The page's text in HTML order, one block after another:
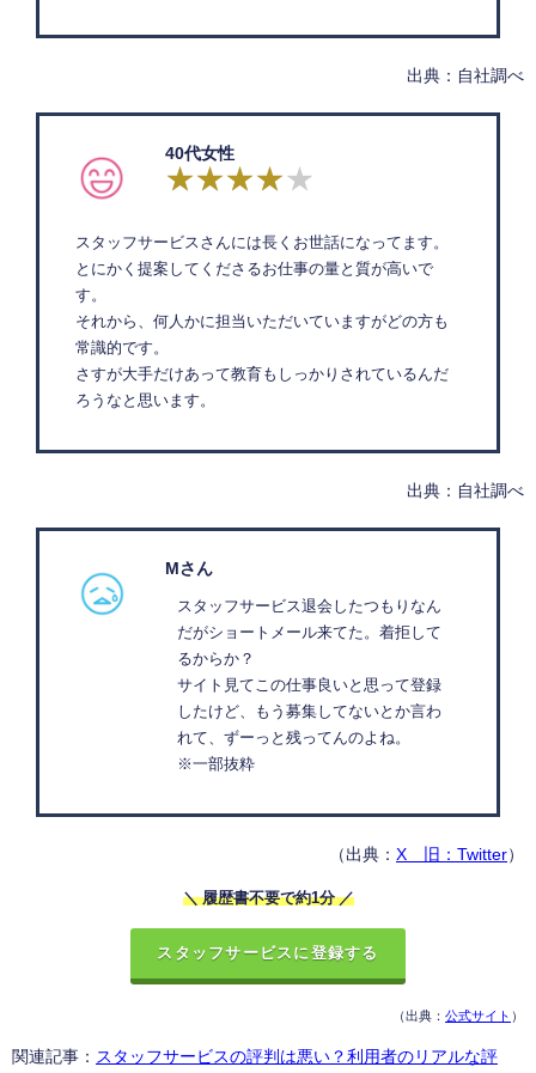
出典：自社調べ
40代女性
スタッフサービスさんには長くお世話になってます。
とにかく提案してくださるお仕事の量と質が高いで
す。
それから、何人かに担当いただいていますがどの方も
常識的です。
さすが大手だけあって教育もしっかりされているんだ
ろうなと思います。
出典：自社調べ
Mさん
スタッフサービス退会したつもりなん
だがショートメール来てた。着拒して
るからか？
サイト見てこの仕事良いと思って登録
したけど、もう募集してないとか言わ
れて、ずーっと残ってんのよね。
※一部抜粋
（出典： X 旧：Twitter）
＼ 履歴書不要で約1分 ／
スタッフサービスに登録する
（出典： 公式サイト ）
関連記事： スタッフサービスの評判は悪い？利用者のリアルな評